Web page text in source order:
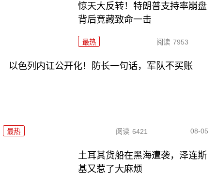
惊天大反转！特朗普支持率崩盘
背后竟藏致命一击
最热 阅读 7953
以色列内讧公开化！防长一句话，军队不买账
最热 阅读 6421 08-05
土耳其货船在黑海遭袭，泽连斯
基又惹了大麻烦